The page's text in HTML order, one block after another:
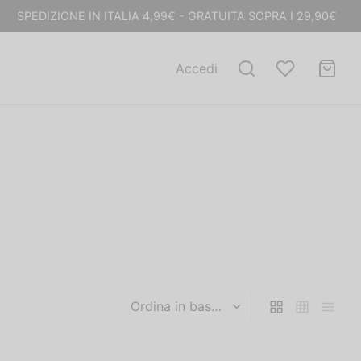
SPEDIZIONE IN ITALIA 4,99€ - GRATUITA SOPRA I 29,90€
Accedi